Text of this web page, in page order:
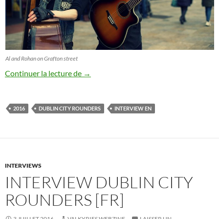
Al and Rohan on Grafton street
Continuer la lecture de Interview Dublin City Rounders [EN]
→
2016 DUBLIN CITY ROUNDERS INTERVIEW EN
INTERVIEWS
INTERVIEW DUBLIN CITY
ROUNDERS [FR]